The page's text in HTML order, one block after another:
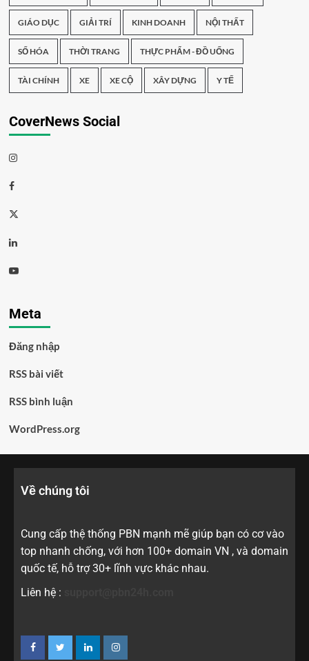
GIÁO DỤC GIẢI TRÍ KINH DOANH NỘI THẤT
SỐ HÓA THỜI TRANG THỰC PHẨM - ĐỒ UỐNG
TÀI CHÍNH XE XE CỘ XÂY DỰNG Y TẾ
CoverNews Social
Meta
Đăng nhập
RSS bài viết
RSS bình luận
WordPress.org
Về chúng tôi
Cung cấp thệ thống PBN mạnh mẽ giúp bạn có cơ vào
top nhanh chống, với hơn 100+ domain VN , và domain
quốc tế, hỗ trợ 30+ lĩnh vực khác nhau.
Liên hệ :